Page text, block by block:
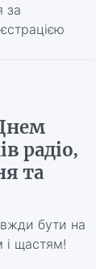
за
радіо,
та
бути на
і щастям!